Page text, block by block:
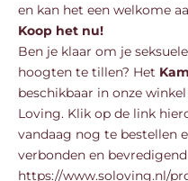
en kan het een welkome
Koop het nu!
Ben je klaar om je
hoogten te tillen? Het
beschikbaar in onze
Loving. Klik op de link
vandaag nog te bestellen
verbonden en
https://www.soloving.nl/